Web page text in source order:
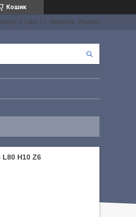
Кошик
3 Офіс 11, Українка, Україна
H10 Z6